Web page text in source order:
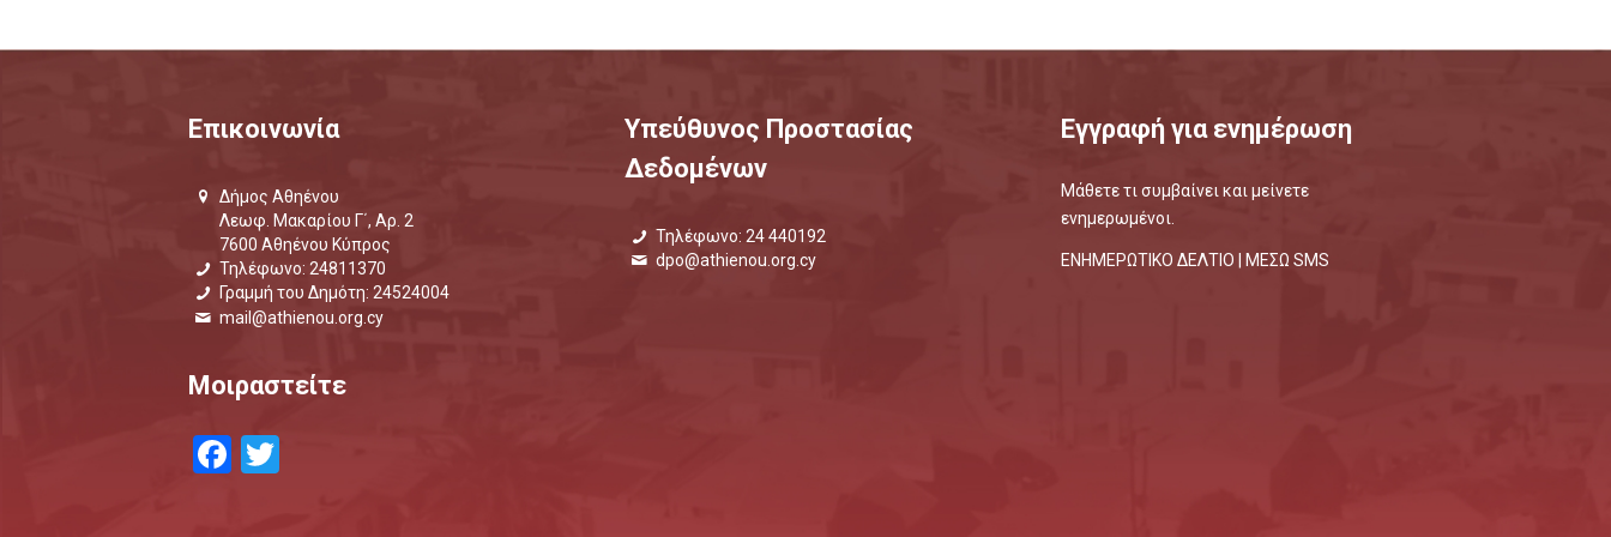
Επικοινωνία
Δήμος Αθηένου
Λεωφ. Μακαρίου Γ΄, Αρ. 2
7600 Αθηένου Κύπρος
Τηλέφωνο: 24811370
Γραμμή του Δημότη: 24524004
mail@athienou.org.cy
Μοιραστείτε
Facebook
Υπεύθυνος Προστασίας
Δεδομένων
Τηλέφωνο: 24 440192
dpo@athienou.org.cy
Εγγραφή για ενημέρωση
Μάθετε τι συμβαίνει και μείνετε
ενημερωμένοι.
ΕΝΗΜΕΡΩΤΙΚΟ ΔΕΛΤΙΟ | ΜΕΣΩ SMS